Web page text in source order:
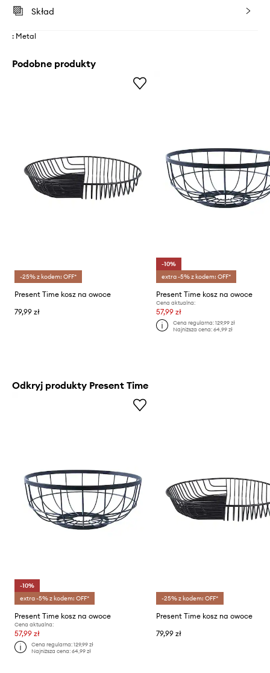
Skład
: Metal
Podobne produkty
-25% z kodem: OFF*
Present Time kosz na owoce
79,99 zł
-10%
extra -5% z kodem: OFF*
Present Time kosz na owoce
Cena aktualna:
57,99 zł
Cena regularna: 129,99 zł
Najniższa cena: 64,99 zł
Odkryj produkty Present Time
-10%
extra -5% z kodem: OFF*
Present Time kosz na owoce
Cena aktualna:
57,99 zł
Cena regularna:129,99 zł
Najniższa cena:64,99 zł
-25% z kodem: OFF*
Present Time kosz na owoce
79,99 zł